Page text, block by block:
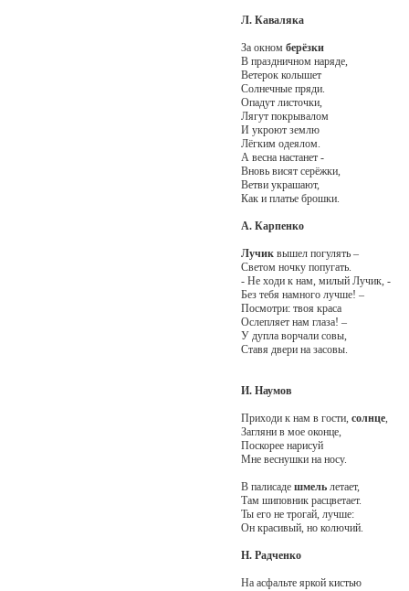
Л. Каваляка
За окном берёзки
В праздничном наряде,
Ветерок колышет
Солнечные пряди.
Опадут листочки,
Лягут покрывалом
И укроют землю
Лёгким одеялом.
А весна настанет -
Вновь висят серёжки,
Ветви украшают,
Как и платье брошки.
А. Карпенко
Лучиквышел погулять –
Светом ночку попугать.
- Не ходи к нам, милый Лучик, -
Без тебя намного лучше! –
Посмотри: твоя краса
Ослепляет нам глаза! –
У дупла ворчали совы,
Ставя двери на засовы.
И. Наумов
Приходи к нам в гости, солнце,
Загляни в мое оконце,
Поскорее нарисуй
Мне веснушки на носу.
В палисаде шмельлетает,
Там шиповник расцветает.
Ты его не трогай, лучше:
Он красивый, но колючий.
Н. Радченко
На асфальте яркой кистью